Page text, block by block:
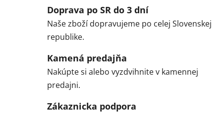
Doprava po SR do 3 dní
Naše zboží dopravujeme po celej Slovenskej
republike.
Kamená predajňa
Nakúpte si alebo vyzdvihnite v kamennej
predajni.
Zákaznicka podpora